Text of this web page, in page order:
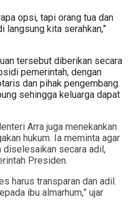
opsi, tapi orang tua dan
langsung kita serahkan,”
tersebut diberikan secara
pemerintah, dengan
dan pihak pengembang.
sehingga keluarga dapat
Arra juga menekankan
hukum. Ia meminta agar
diselesaikan secara adil,
Presiden.
harus transparan dan adil.
ibu almarhum,” ujar